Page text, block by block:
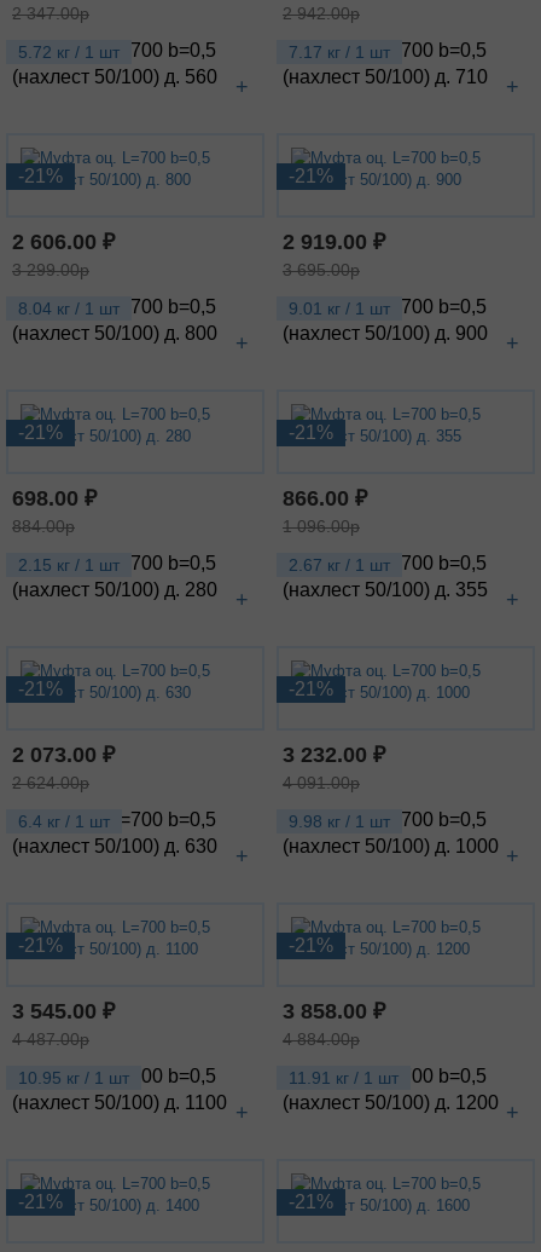
5.72 кг / 1 шт
+
2 347.00р
Муфта оц. L=700 b=0,5
(нахлест 50/100) д. 560
7.17 кг / 1 шт
+
2 942.00р
Муфта оц. L=700 b=0,5
(нахлест 50/100) д. 710
-21%
8.04 кг / 1 шт
2 606.00 ₽
+
3 299.00р
Муфта оц. L=700 b=0,5
(нахлест 50/100) д. 800
-21%
9.01 кг / 1 шт
2 919.00 ₽
+
3 695.00р
Муфта оц. L=700 b=0,5
(нахлест 50/100) д. 900
-21%
2.15 кг / 1 шт
698.00 ₽
+
884.00р
Муфта оц. L=700 b=0,5
(нахлест 50/100) д. 280
-21%
2.67 кг / 1 шт
866.00 ₽
+
1 096.00р
Муфта оц. L=700 b=0,5
(нахлест 50/100) д. 355
-21%
6.4 кг / 1 шт
2 073.00 ₽
+
2 624.00р
Муфта оц. L=700 b=0,5
(нахлест 50/100) д. 630
-21%
9.98 кг / 1 шт
3 232.00 ₽
+
4 091.00р
Муфта оц. L=700 b=0,5
(нахлест 50/100) д. 1000
-21%
10.95 кг / 1 шт
3 545.00 ₽
+
4 487.00р
Муфта оц. L=700 b=0,5
(нахлест 50/100) д. 1100
-21%
11.91 кг / 1 шт
3 858.00 ₽
+
4 884.00р
Муфта оц. L=700 b=0,5
(нахлест 50/100) д. 1200
-21% -21%